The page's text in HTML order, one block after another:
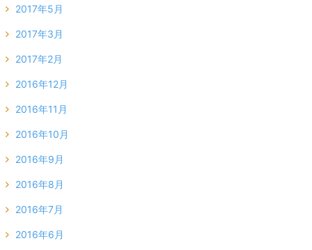
2017年5月
2017年3月
2017年2月
2016年12月
2016年11月
2016年10月
2016年9月
2016年8月
2016年7月
2016年6月